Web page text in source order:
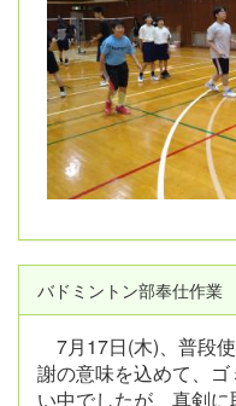
バドミントン部奉仕作業
7月17日(木)、普段
謝の意味を込めて、
い中でしたが、真剣